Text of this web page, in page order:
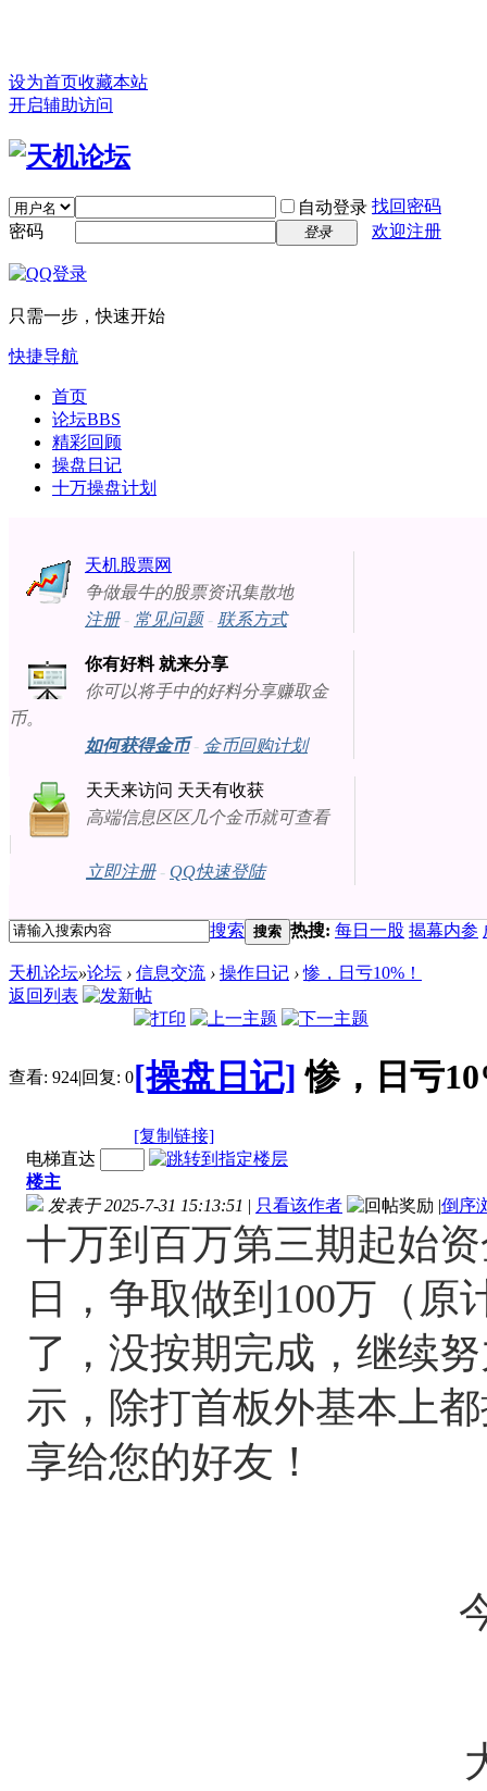
设为首页收藏本站
开启辅助访问
自动登录 找回密码
密码
登录 欢迎注册
只需一步，快速开始
快捷导航
首页
论坛BBS
精彩回顾
操盘日记
十万操盘计划
天机股票网
争做最牛的股票资讯集散地
注册- 常见问题- 联系方式
你有好料 就来分享
你可以将手中的好料分享赚取金
币。
如何获得金币- 金币回购计划
天天来访问 天天有收获
高端信息区区几个金币就可查看
立即注册- QQ快速登陆
搜索 搜索 热搜: 每日一股 揭幕内参
天机论坛»论坛 › 信息交流 › 操作日记 › 惨，日亏10%！
返回列表
查看: 924|回复: 0[操盘日记] 惨，日亏
[复制链接]
电梯直达
楼主
发表于 2025-7-31 15:13:51 | 只看该作者 |倒序
十万到百万第三期起始
日，争取做到100万（
了，没按期完成，继续
示，除打首板外基本上
享给您的好友！